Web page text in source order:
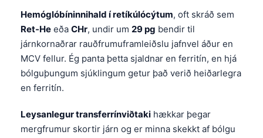
Hemóglóbíninnihald í retíkúlócýtum, oft skráð sem
Ret-He eða CHr, undir um 29 pg bendir til
járnkornaðrar rauðfrumuframleiðslu jafnvel áður en
MCV fellur. Ég panta þetta sjaldnar en ferritín, en hjá
bólguþungum sjúklingum getur það verið heiðarlegra
en ferritín.
Leysanlegur transferrínviðtaki hækkar þegar
mergfrumur skortir járn og er minna skekkt af bólgu
Română
简体中文
Български
Dansk
Nederlands
हिन्दी